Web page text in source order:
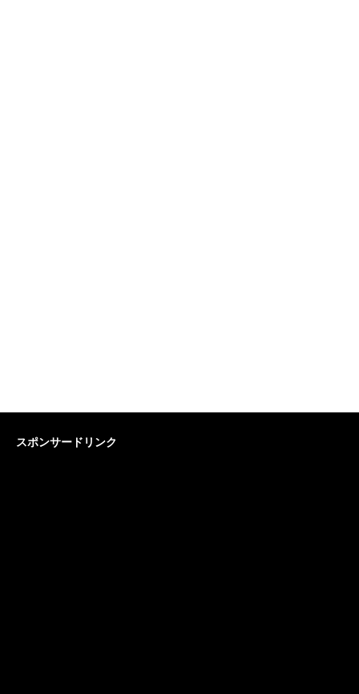
スポンサードリンク